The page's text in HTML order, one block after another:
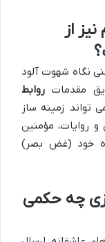
از
نگاه شهوت آلود
مقدمات روابط
تواند زمینه ساز
روایات، مؤمنین
خود (غض بصر)
چه حکمی